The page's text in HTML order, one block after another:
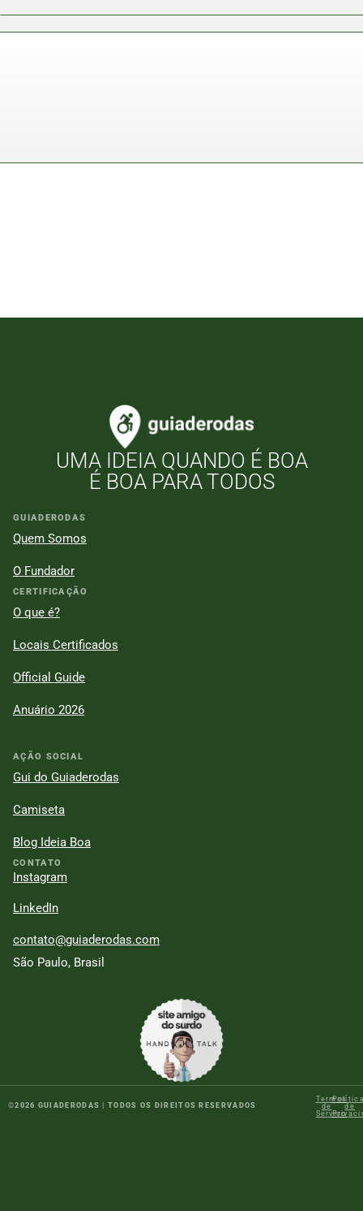
UMA IDEIA QUANDO É BOA
É BOA PARA TODOS
GUIADERODAS
Quem Somos
O Fundador
CERTIFICAÇÃO
O que é?
Locais Certificados
Official Guide
Anuário 2026
AÇÃO SOCIAL
Gui do Guiaderodas
Camiseta
Blog Ideia Boa
CONTATO
Instagram
LinkedIn
contato@guiaderodas.com
São Paulo, Brasil
©2026 GUIADERODAS | TODOS OS DIREITOS RESERVADOS
Termos
de
Serviço
de